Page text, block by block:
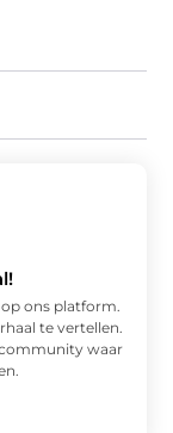
ons platform.
te vertellen.
waar